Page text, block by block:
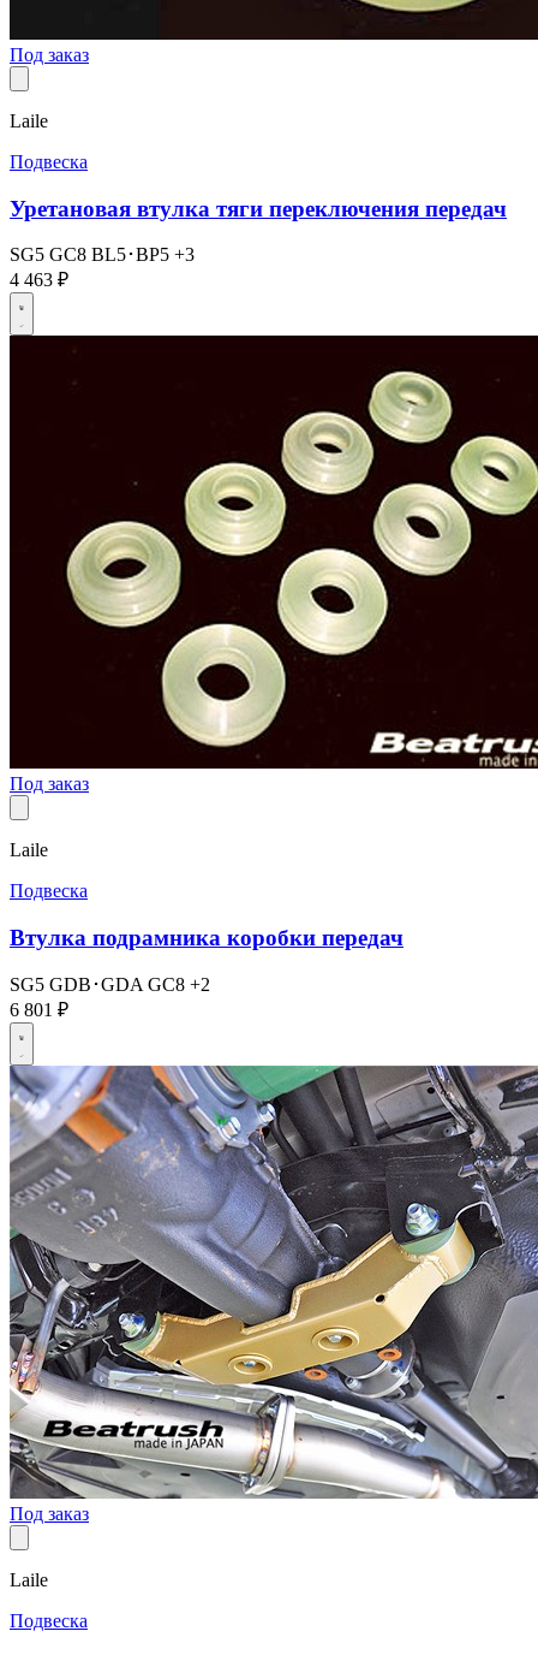
Под заказ
Laile
Подвеска
Уретановая втулка тяги переключения передач
SG5 GC8 BL5･BP5 +3
4 463 ₽
Под заказ
Laile
Подвеска
Втулка подрамника коробки передач
SG5 GDB･GDA GC8 +2
6 801 ₽
Под заказ
Laile
Подвеска